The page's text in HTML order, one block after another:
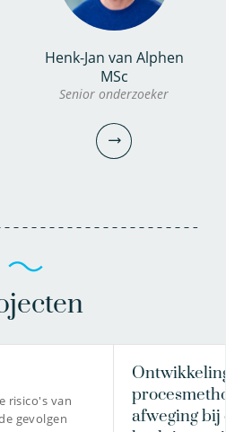
Henk-Jan van Alphen
MSc
Senior onderzoeker
Henk-Jan van Alphen
Senior onderzoeker
risico's van
gevolgen
afweging